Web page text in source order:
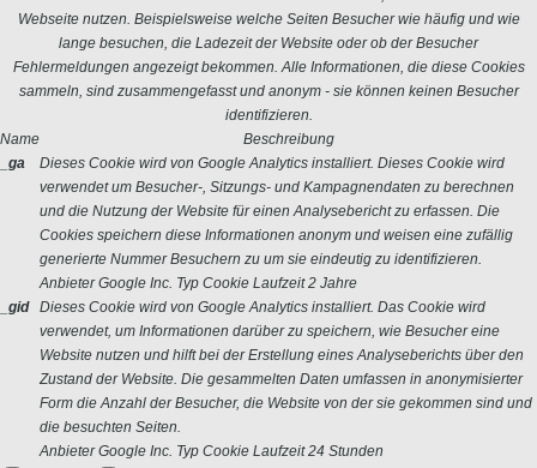
Webseite nutzen. Beispielsweise welche Seiten Besucher wie häufig und wie
lange besuchen, die Ladezeit der Website oder ob der Besucher
Fehlermeldungen angezeigt bekommen. Alle Informationen, die diese Cookies
sammeln, sind zusammengefasst und anonym - sie können keinen Besucher
identifizieren.
Name
Beschreibung
_ga
Dieses Cookie wird von Google Analytics installiert. Dieses Cookie wird
verwendet um Besucher-, Sitzungs- und Kampagnendaten zu berechnen
und die Nutzung der Website für einen Analysebericht zu erfassen. Die
Cookies speichern diese Informationen anonym und weisen eine zufällig
generierte Nummer Besuchern zu um sie eindeutig zu identifizieren.
Anbieter Google Inc. Typ Cookie Laufzeit 2 Jahre
_gid
Dieses Cookie wird von Google Analytics installiert. Das Cookie wird
verwendet, um Informationen darüber zu speichern, wie Besucher eine
Website nutzen und hilft bei der Erstellung eines Analyseberichts über den
Zustand der Website. Die gesammelten Daten umfassen in anonymisierter
Form die Anzahl der Besucher, die Website von der sie gekommen sind und
die besuchten Seiten.
Anbieter Google Inc. Typ Cookie Laufzeit 24 Stunden